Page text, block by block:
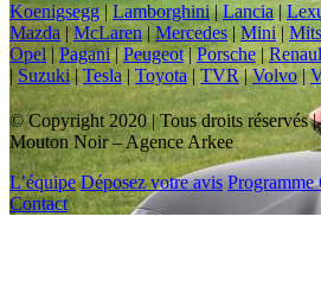
Koenigsegg|Lamborghini|Lancia|
Mazda |McLaren|Mercedes | Mini |
Opel | Pagani|Peugeot|Porsche |
| Suzuki|Tesla| Toyota | TVR|Volvo|
© Copyright 2020 | Tous droits réservés |
Mouton Noir – Agence Arkee
L’équipe Déposez votre avis Programme
Contact